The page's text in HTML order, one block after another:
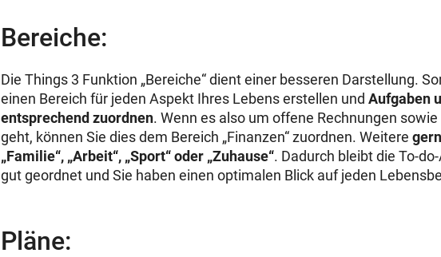
Bereiche:
Die Things 3 Funktion „Bereiche“ dient einer besseren Darstellung.
einen Bereich für jeden Aspekt Ihres Lebens erstellen und Aufgaben
entsprechend zuordnen. Wenn es also um offene Rechnungen
geht, können Sie dies dem Bereich „Finanzen“ zuordnen. Weitere
„Familie“, „Arbeit“, „Sport“ oder „Zuhause“. Dadurch bleibt die To-
gut geordnet und Sie haben einen optimalen Blick auf jeden
Pläne: